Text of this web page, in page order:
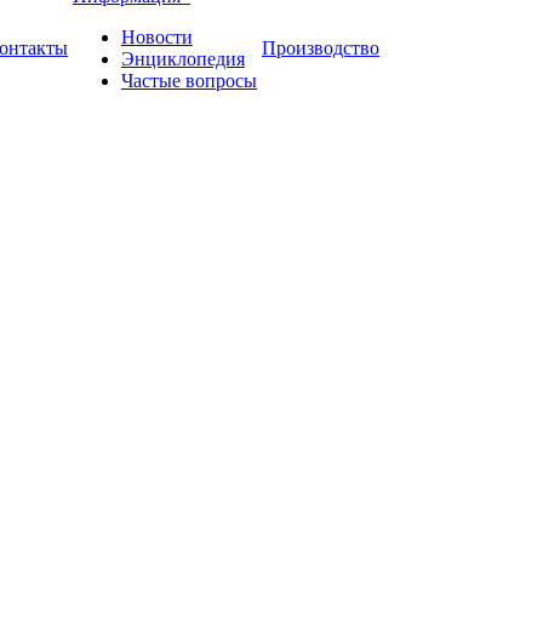
Новости
Энциклопедия
Частые вопросы
Производство